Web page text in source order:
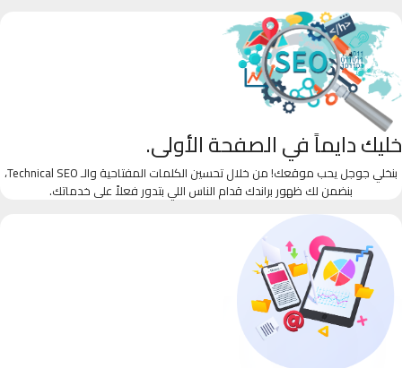
خليك دايماً في الصفحة الأولى.
بنخلي جوجل يحب موقعك! من خلال تحسين الكلمات المفتاحية والـ Technical SEO،
بنضمن لك ظهور براندك قدام الناس اللي بتدور فعلاً على خدماتك.